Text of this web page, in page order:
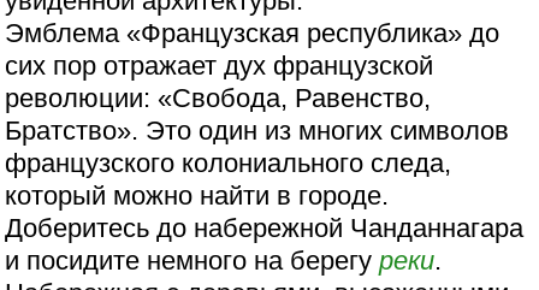
Эмблема «Французская республика» до
сих пор отражает дух французской
революции: «Свобода, Равенство,
Братство». Это один из многих символов
французского колониального следа,
который можно найти в городе.
Доберитесь до набережной Чанданнагара
и посидите немного на берегуреки.